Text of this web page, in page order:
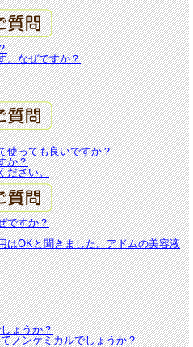
。なぜですか？
使っても良いですか？
か？
ださい。
ですか？
はOKと聞きました。アドムの美容液
ょうか？
ノンケミカルでしょうか？